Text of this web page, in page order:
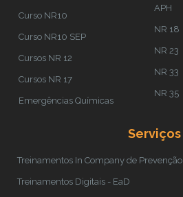
Curso NR10
Curso NR10 SEP
Cursos NR 12
Cursos NR 17
Emergências Químicas
APH
NR 18
NR 23
NR 33
NR 35
Serviços
Treinamentos In Company de Prevenção
Treinamentos Digitais - EaD